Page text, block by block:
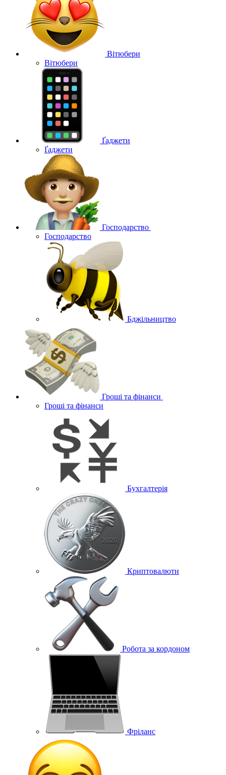
Вітюбери
Вітюбери
Ґаджети
Ґаджети
Господарство
Господарство
Бджільництво
Гроші та фінанси
Гроші та фінанси
Бухгалтерія
Криптовалюти
Робота за кордоном
Фріланс